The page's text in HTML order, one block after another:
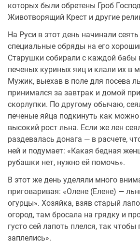
которых были обретены Гроб
Животворящий Крест и другие
На Руси в этот день начинали
специальные обряды на его
Старушки собирали с каждой бабы
печеных куриных яиц и клали их в
Мужик, выехав в поле для посева
принимался за завтрак и домой
скорлупки. По другому обычаю,
печеные яйца подкинуть как
высокий рост льна. Если же лен
раздевалась донага — в расчете,
ней и подумает: «Какая бедная
рубашки нет, нужно ей помочь».
В этот же день уделяли много
приговаривая: «Олене (Елене) —
огурцы». Хозяйка, взяв старый
огород, там бросала на грядку и
густо сей лапоть плелся, так чтобы
заплелись».